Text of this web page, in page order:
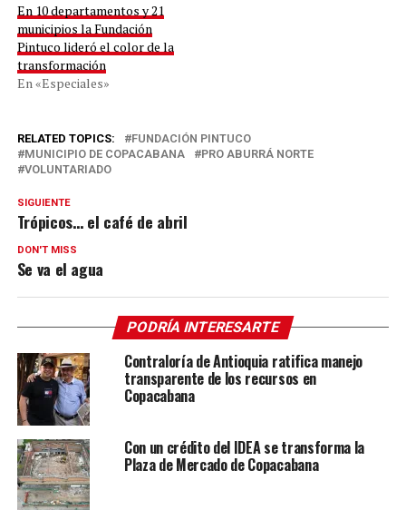
En 10 departamentos y 21
municipios la Fundación
Pintuco lideró el color de la
transformación
En «Especiales»
RELATED TOPICS:
FUNDACIÓN PINTUCO
MUNICIPIO DE COPACABANA
PRO ABURRÁ NORTE
VOLUNTARIADO
SIGUIENTE
Trópicos… el café de abril
DON'T MISS
Se va el agua
PODRÍA INTERESARTE
Contraloría de Antioquia ratifica manejo
transparente de los recursos en
Copacabana
Con un crédito del IDEA se transforma la
Plaza de Mercado de Copacabana